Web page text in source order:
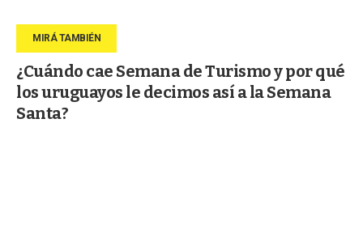
¿Cuándo cae Semana de Turismo y por qué
los uruguayos le decimos así a la Semana
Santa?